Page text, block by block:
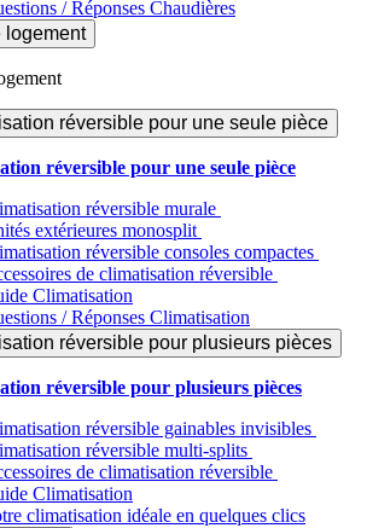
/ Réponses Chaudières
logement
réversible pour une seule pièce
réversible pour une seule pièce
réversible murale
extérieures monosplit
réversible consoles compactes
de climatisation réversible
Climatisation
/ Réponses Climatisation
réversible pour plusieurs pièces
réversible pour plusieurs pièces
réversible gainables invisibles
réversible multi-splits
de climatisation réversible
Climatisation
climatisation idéale en quelques clics